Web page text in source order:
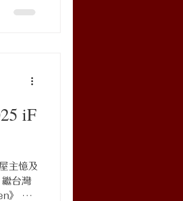
iF
主憶及
台灣
》 又